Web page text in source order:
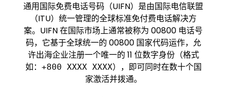
通用国际免费电话号码（UIFN）是由国际电信联盟
（ITU）统一管理的全球标准免付费电话解决方
案。UIFN 在国际市场上通常被称为 00800 电话号
码，它基于全球统一的 00800 国家代码运作，允
许出海企业注册一个唯一的 11 位数字身份（格式
如： +800 XXXX XXXX），即可同时在数十个国
家激活并拨通。